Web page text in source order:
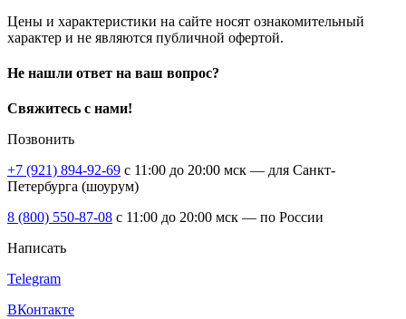
Цены и характеристики на сайте носят ознакомительный
характер и не являются публичной офертой.
Не нашли ответ на ваш вопрос?
Свяжитесь с нами!
Позвонить
+7 (921) 894-92-69 c 11:00 до 20:00 мск — для Санкт-
Петербурга (шоурум)
8 (800) 550-87-08 c 11:00 до 20:00 мск — по России
Написать
Telegram
ВКонтакте